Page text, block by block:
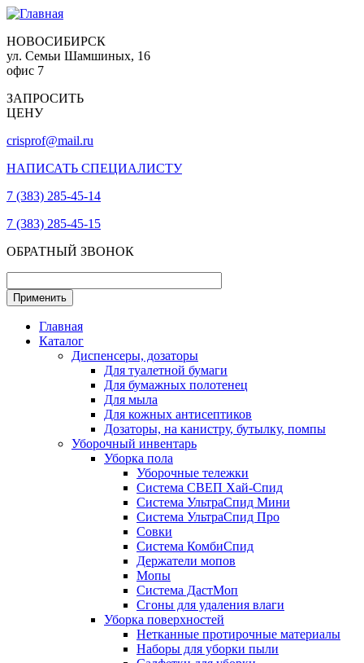
НОВОСИБИРСК
ул. Семьи Шамшиных, 16
офис 7
ЗАПРОСИТЬ
ЦЕНУ
crisprof@mail.ru
НАПИСАТЬ СПЕЦИАЛИСТУ
7 (383) 285-45-14
7 (383) 285-45-15
ОБРАТНЫЙ ЗВОНОК
Главная
Каталог
Диспенсеры, дозаторы
Для туалетной бумаги
Для бумажных полотенец
Для мыла
Для кожных антисептиков
Дозаторы, на канистру, бутылку, помпы
Уборочный инвентарь
Уборка пола
Уборочные тележки
Система СВЕП Хай-Спид
Система УльтраСпид Мини
Система УльтраСпид Про
Совки
Система КомбиСпид
Держатели мопов
Мопы
Система ДастМоп
Сгоны для удаления влаги
Уборка поверхностей
Нетканные протирочные материалы
Наборы для уборки пыли